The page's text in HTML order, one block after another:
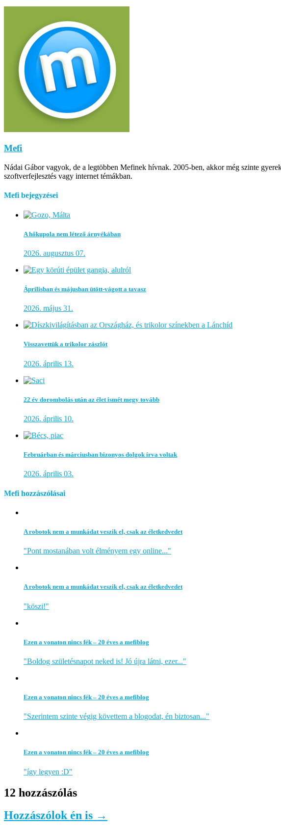
Mefi
Nádai Gábor vagyok, de a legtöbben Mefinek hívnak. 2005-ben, akkor még szinte
szoftverfejlesztés vagy internet témákban.
Mefi bejegyzései
A hőkupola nem létező árnyékában
2026. augusztus 07.
Áprilisban és májusban ütött-vágott a tavasz
2026. május 31.
Visszavettük a trikolor zászlót
2026. április 13.
22 év dorombolás után az élet ismét megy tovább
2026. április 10.
Februárban és márciusban bizonyos dolgok írva voltak
2026. április 03.
Mefi hozzászólásai
A robotok nem a munkádat veszik el, csak az életkedvedet
"Pont mostanában volt élményem egy online..."
A robotok nem a munkádat veszik el, csak az életkedvedet
"köszi!"
Ezen a vonaton nincs fék – 20 éves a mefiblog
"Boldog születésnapot neked is! Jó újra látni, ezer..."
Ezen a vonaton nincs fék – 20 éves a mefiblog
"Szerintem szinte végig követtem a blogodat, én biztosan..."
Ezen a vonaton nincs fék – 20 éves a mefiblog
"így legyen :D"
12 hozzászólás
Hozzászólok én is →